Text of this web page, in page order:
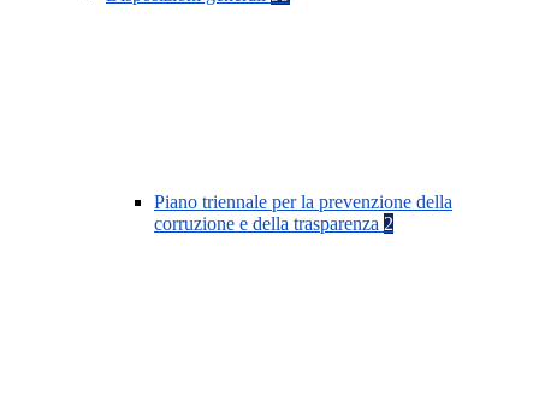
Piano triennale per la prevenzione della
corruzione e della trasparenza 2